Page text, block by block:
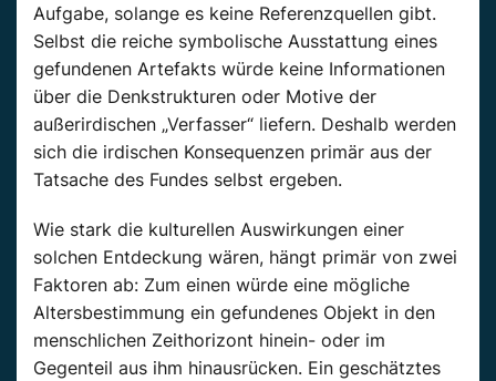
Aufgabe, solange es keine Referenzquellen gibt.
Selbst die reiche symbolische Ausstattung eines
gefundenen Artefakts würde keine Informationen
über die Denkstrukturen oder Motive der
außerirdischen „Verfasser“ liefern. Deshalb werden
sich die irdischen Konsequenzen primär aus der
Tatsache des Fundes selbst ergeben.
Wie stark die kulturellen Auswirkungen einer
solchen Entdeckung wären, hängt primär von zwei
Faktoren ab: Zum einen würde eine mögliche
Altersbestimmung ein gefundenes Objekt in den
menschlichen Zeithorizont hinein- oder im
Gegenteil aus ihm hinausrücken. Ein geschätztes